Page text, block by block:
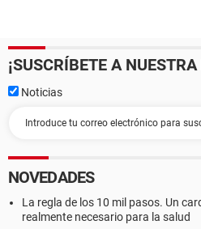
¡SUSCRÍBETE A
Noticias
NOVEDADES
La regla de los 10 mil pasos. Un
realmente necesario para la salud